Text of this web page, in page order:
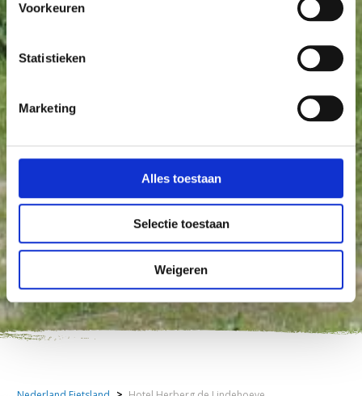
Voorkeuren
Statistieken
Marketing
Alles toestaan
Selectie toestaan
Weigeren